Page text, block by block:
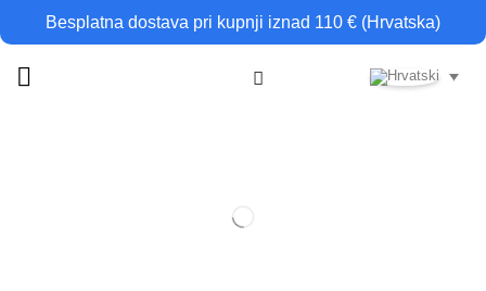
Besplatna dostava pri kupnji iznad 110 € (Hrvatska)